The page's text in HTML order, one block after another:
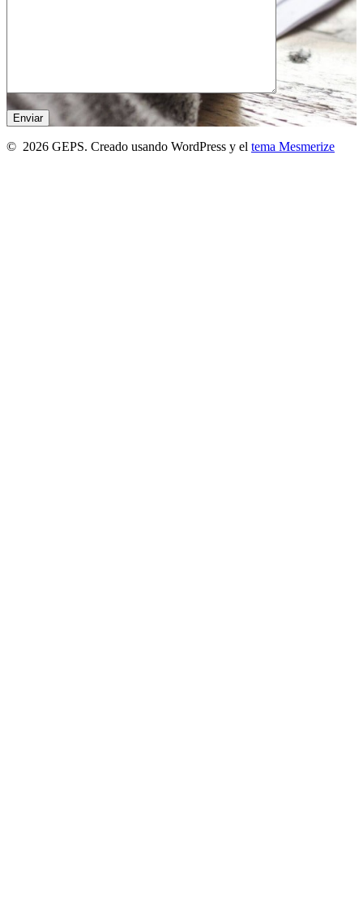
© 2026 GEPS. Creado usando WordPress y el tema Mesmerize